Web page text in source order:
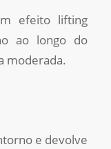
efeito lifting
ao longo do
moderada.
e devolve